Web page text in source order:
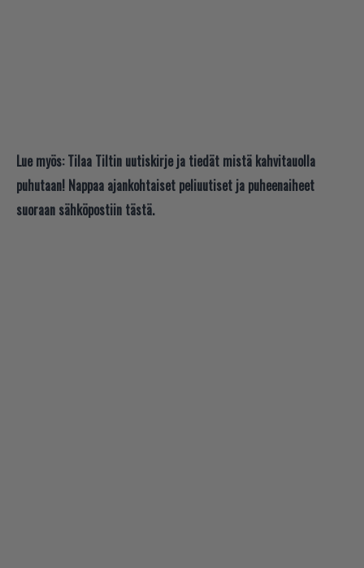
Lue myös: Tilaa Tiltin uutiskirje ja tiedät mistä kahvitauolla
puhutaan! Nappaa ajankohtaiset peliuutiset ja puheenaiheet
suoraan sähköpostiin tästä.